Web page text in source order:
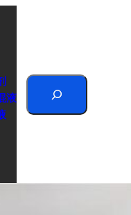
液
Search